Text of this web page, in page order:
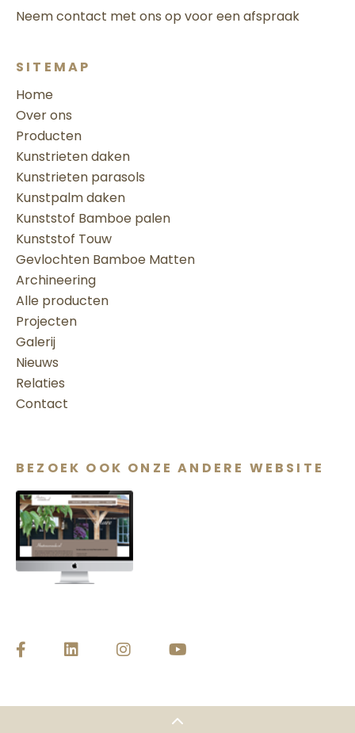
Neem contact met ons op voor een afspraak
SITEMAP
Home
Over ons
Producten
Kunstrieten daken
Kunstrieten parasols
Kunstpalm daken
Kunststof Bamboe palen
Kunststof Touw
Gevlochten Bamboe Matten
Archineering
Alle producten
Projecten
Galerij
Nieuws
Relaties
Contact
BEZOEK OOK ONZE ANDERE WEBSITE